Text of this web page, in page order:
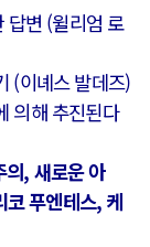
답변 (윌리엄 로
(이녜스 발데즈)
의해 추진된다
, 새로운 아
푸엔테스, 케